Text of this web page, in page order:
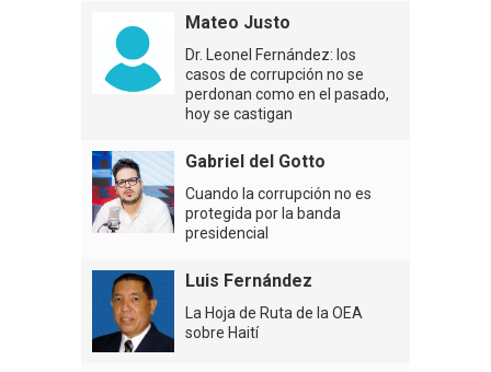
Mateo Justo
Dr. Leonel Fernández: los
casos de corrupción no se
perdonan como en el pasado,
hoy se castigan
Gabriel del Gotto
Cuando la corrupción no es
protegida por la banda
presidencial
Luis Fernández
La Hoja de Ruta de la OEA
sobre Haití